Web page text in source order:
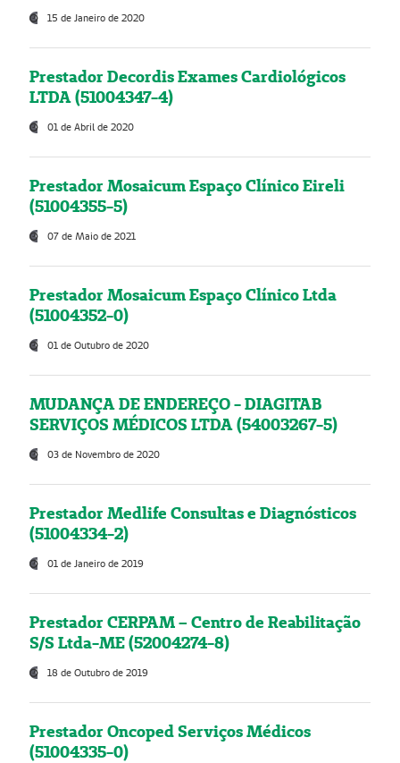
15 de Janeiro de 2020
Prestador Decordis Exames Cardiológicos
LTDA (51004347-4)
01 de Abril de 2020
Prestador Mosaicum Espaço Clínico Eireli
(51004355-5)
07 de Maio de 2021
Prestador Mosaicum Espaço Clínico Ltda
(51004352-0)
01 de Outubro de 2020
MUDANÇA DE ENDEREÇO - DIAGITAB
SERVIÇOS MÉDICOS LTDA (54003267-5)
03 de Novembro de 2020
Prestador Medlife Consultas e Diagnósticos
(51004334-2)
01 de Janeiro de 2019
Prestador CERPAM – Centro de Reabilitação
S/S Ltda-ME (52004274-8)
18 de Outubro de 2019
Prestador Oncoped Serviços Médicos
(51004335-0)